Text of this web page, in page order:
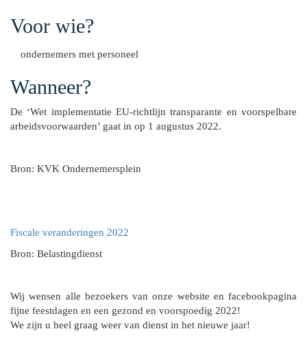
Voor wie?
ondernemers met personeel
Wanneer?
De ‘Wet implementatie EU-richtlijn transparante en voorspelbare
arbeidsvoorwaarden’ gaat in op 1 augustus 2022.
Bron: KVK Ondernemersplein
Fiscale veranderingen 2022
Bron: Belastingdienst
Wij wensen alle bezoekers van onze website en facebookpagina
fijne feestdagen en een gezond en voorspoedig 2022!
We zijn u heel graag weer van dienst in het nieuwe jaar!